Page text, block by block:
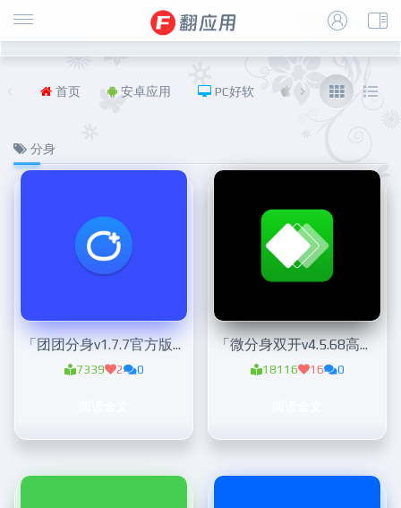
首页 安卓应用 PC好软 iOS 福利
分身
「团团分身v1.7.7官方版」自带xposed模块的分身神器
7339 2 0
「微分身双开v4.5.68高级版 」原超级双开助手
18116 16 0